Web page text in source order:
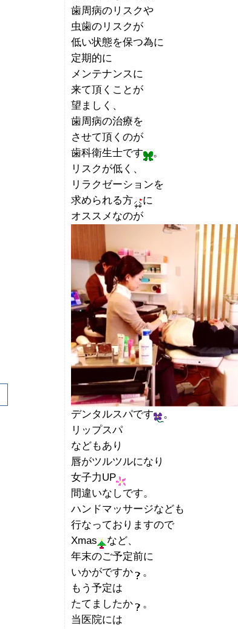
歯周病のリスクや
虫歯のリスクが
低い状態を保つ為に
定期的に
メンテナンスに
来て頂くことが
望ましく、
歯周病の治療を
させて頂くのが
歯科衛生士です
。
リスクが低く、
リラクゼーションを
求められる方
に
オススメなのが
デンタルスパです
。
リップスパ
などもあり
唇がツルツルになり
女子力UP
間違いなしです。
ハンドマッサージなども
行なっておりますので
Xmas
など、
年末のご予定前に
いかがですか
。
もう予定は
たてましたか
。
当医院には